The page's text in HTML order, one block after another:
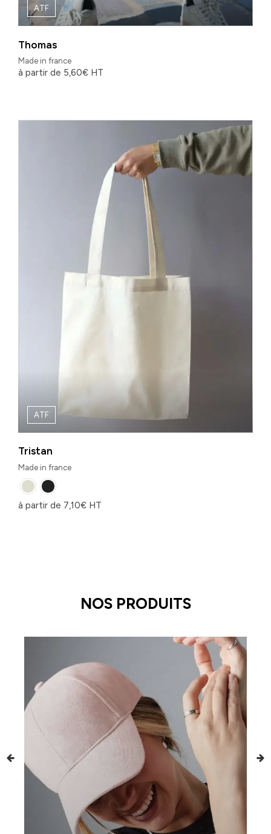
ATF
Thomas
Made in france
à partir de 5,60€ HT
ATF
Tristan
Made in france
à partir de 7,10€ HT
NOS PRODUITS